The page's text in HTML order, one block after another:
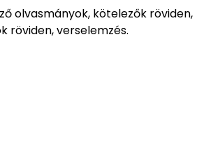
olvasmányok, kötelezők röviden,
röviden, verselemzés.